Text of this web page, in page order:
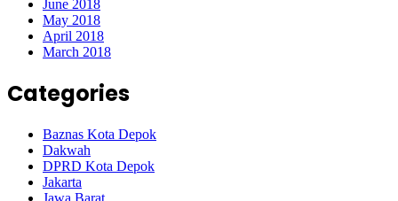
June 2018
May 2018
April 2018
March 2018
Categories
Baznas Kota Depok
Dakwah
DPRD Kota Depok
Jakarta
Jawa Barat